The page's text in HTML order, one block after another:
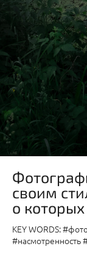
своим
о
KEY WORDS: